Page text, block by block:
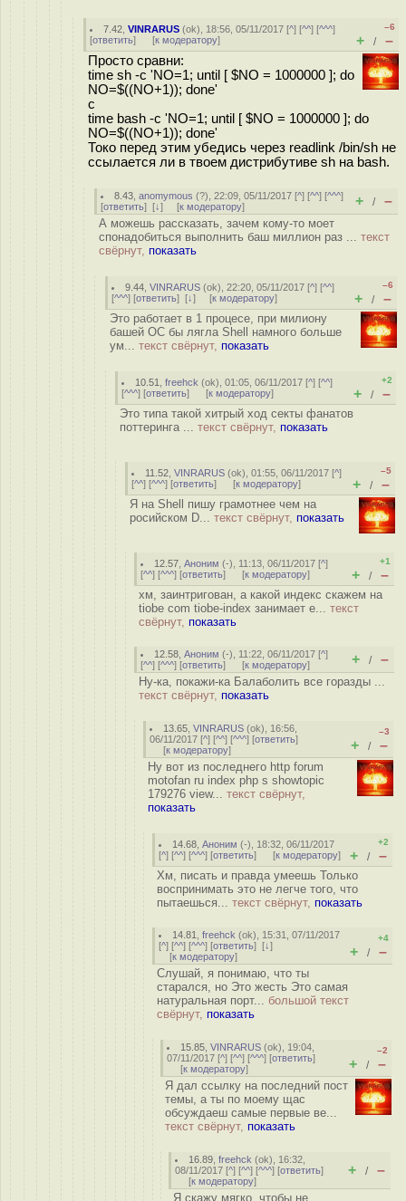
7.42 ,VINRARUS (ok), 18:56, 05/11/2017 [^] [^^] [^^^]
[ответить] [к модератору]
–6
+ / –
Просто сравни:
time sh -c 'NO=1; until [ $NO = 1000000 ]; do
NO=$((NO+1)); done'
с
time bash -c 'NO=1; until [ $NO = 1000000 ]; do
NO=$((NO+1)); done'
Токо перед этим убедись через readlink /bin/sh не
ссылается ли в твоем дистрибутиве sh на bash.
8.43 ,anomymous (?), 22:09, 05/11/2017 [^] [^^] [^^^]
[ответить] [↓] [к модератору] + / –
А можешь рассказать, зачем кому-то моет
спонадобиться выполнить баш миллион раз ... текст
свёрнут, показать
9.44 ,VINRARUS (ok), 22:20, 05/11/2017 [^] [^^]
[^^^] [ответить] [↓] [к модератору]
–6
+ / –
Это работает в 1 процесе, при милиону
башей ОС бы лягла Shell намного больше
ум... текст свёрнут, показать
10.51 ,freehck (ok), 01:05, 06/11/2017 [^] [^^]
[^^^] [ответить] [к модератору]
+2
+ / –
Это типа такой хитрый ход секты фанатов
поттеринга ... текст свёрнут, показать
11.52 ,VINRARUS (ok), 01:55, 06/11/2017 [^]
[^^] [^^^] [ответить] [к модератору]
–5
+ / –
Я на Shell пишу грамотнее чем на
росийском D... текст свёрнут, показать
12.57 ,Аноним (-), 11:13, 06/11/2017 [^]
[^^] [^^^] [ответить] [к модератору]
+1
+ / –
хм, заинтригован, а какой индекс скажем на
tiobe com tiobe-index занимает е... текст
свёрнут, показать
12.58 ,Аноним (-), 11:22, 06/11/2017 [^]
[^^] [^^^] [ответить] [к модератору] + / –
Ну-ка, покажи-ка Балаболить все горазды ...
текст свёрнут, показать
13.65 ,VINRARUS (ok), 16:56,
06/11/2017 [^] [^^] [^^^] [ответить]
[к модератору]
–3
+ / –
Ну вот из последнего http forum
motofan ru index php s showtopic
179276 view... текст свёрнут,
показать
14.68 ,Аноним (-), 18:32, 06/11/2017
[^] [^^] [^^^] [ответить] [к модератору]
+2
+ / –
Хм, писать и правда умеешь Только
воспринимать это не легче того, что
пытаешься... текст свёрнут, показать
14.81 ,freehck (ok), 15:31, 07/11/2017
[^] [^^] [^^^] [ответить] [↓]
[к модератору]
+4
+ / –
Слушай, я понимаю, что ты
старался, но Это жесть Это самая
натуральная порт... большой текст
свёрнут, показать
15.85 ,VINRARUS (ok), 19:04,
07/11/2017 [^] [^^] [^^^] [ответить]
[к модератору]
–2
+ / –
Я дал ссылку на последний пост
темы, а ты по моему щас
обсуждаеш самые первые ве...
текст свёрнут, показать
16.89 ,freehck (ok), 16:32,
08/11/2017 [^] [^^] [^^^] [ответить]
[к модератору]
+ / –
Я скажу мягко, чтобы не